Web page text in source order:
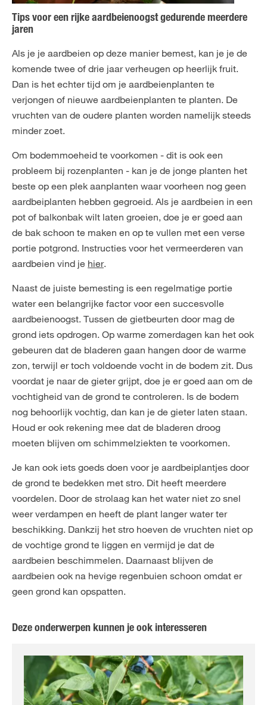
Tips voor een rijke aardbeienoogst gedurende meerdere
jaren
Als je je aardbeien op deze manier bemest, kan je je de
komende twee of drie jaar verheugen op heerlijk fruit.
Dan is het echter tijd om je aardbeienplanten te
verjongen of nieuwe aardbeienplanten te planten. De
vruchten van de oudere planten worden namelijk steeds
minder zoet.
Om bodemmoeheid te voorkomen - dit is ook een
probleem bij rozenplanten - kan je de jonge planten het
beste op een plek aanplanten waar voorheen nog geen
aardbeiplanten hebben gegroeid. Als je aardbeien in een
pot of balkonbak wilt laten groeien, doe je er goed aan
de bak schoon te maken en op te vullen met een verse
portie potgrond. Instructies voor het vermeerderen van
aardbeien vind je hier.
Naast de juiste bemesting is een regelmatige portie
water een belangrijke factor voor een succesvolle
aardbeienoogst. Tussen de gietbeurten door mag de
grond iets opdrogen. Op warme zomerdagen kan het ook
gebeuren dat de bladeren gaan hangen door de warme
zon, terwijl er toch voldoende vocht in de bodem zit. Dus
voordat je naar de gieter grijpt, doe je er goed aan om de
vochtigheid van de grond te controleren. Is de bodem
nog behoorlijk vochtig, dan kan je de gieter laten staan.
Houd er ook rekening mee dat de bladeren droog
moeten blijven om schimmelziekten te voorkomen.
Je kan ook iets goeds doen voor je aardbeiplantjes door
de grond te bedekken met stro. Dit heeft meerdere
voordelen. Door de strolaag kan het water niet zo snel
weer verdampen en heeft de plant langer water ter
beschikking. Dankzij het stro hoeven de vruchten niet op
de vochtige grond te liggen en vermijd je dat de
aardbeien beschimmelen. Daarnaast blijven de
aardbeien ook na hevige regenbuien schoon omdat er
geen grond kan opspatten.
Deze onderwerpen kunnen je ook interesseren